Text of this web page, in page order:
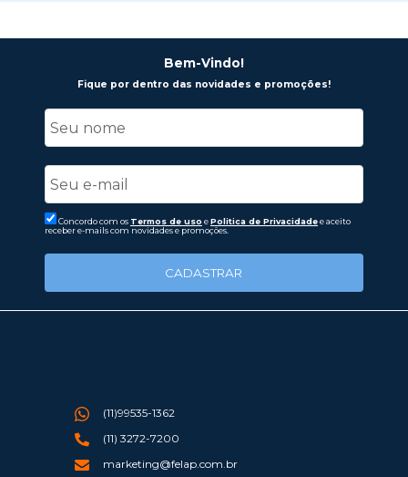
Bem-Vindo!
Fique por dentro das novidades e promoções!
Concordo com os Termos de uso ePolitica de Privacidadee aceito
receber e-mails com novidades e promoções.
CADASTRAR
(11)99535-1362
(11) 3272-7200
marketing@felap.com.br